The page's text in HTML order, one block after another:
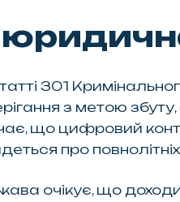
301
з метою
що цифровий
про
очікує, що